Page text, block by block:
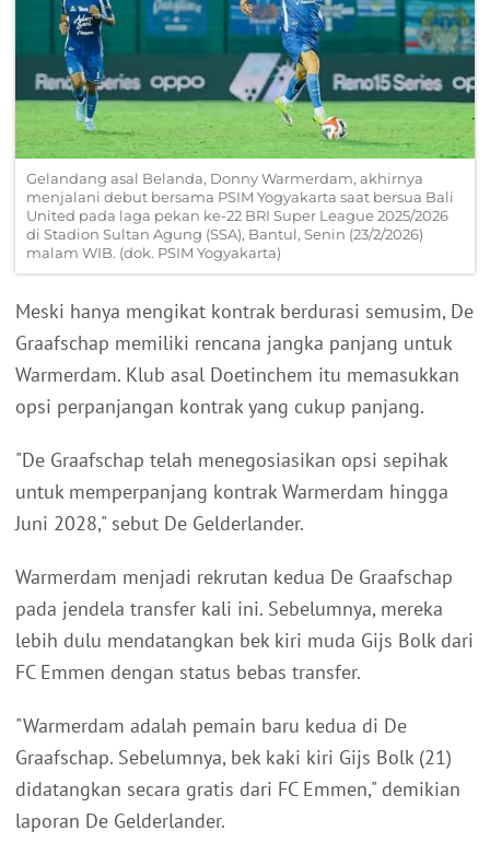
Gelandang asal Belanda, Donny Warmerdam, akhirnya
menjalani debut bersama PSIM Yogyakarta saat bersua Bali
United pada laga pekan ke-22 BRI Super League 2025/2026
di Stadion Sultan Agung (SSA), Bantul, Senin (23/2/2026)
malam WIB. (dok. PSIM Yogyakarta)
Meski hanya mengikat kontrak berdurasi semusim, De
Graafschap memiliki rencana jangka panjang untuk
Warmerdam. Klub asal Doetinchem itu memasukkan
opsi perpanjangan kontrak yang cukup panjang.
"De Graafschap telah menegosiasikan opsi sepihak
untuk memperpanjang kontrak Warmerdam hingga
Juni 2028," sebut De Gelderlander.
Warmerdam menjadi rekrutan kedua De Graafschap
pada jendela transfer kali ini. Sebelumnya, mereka
lebih dulu mendatangkan bek kiri muda Gijs Bolk dari
FC Emmen dengan status bebas transfer.
"Warmerdam adalah pemain baru kedua di De
Graafschap. Sebelumnya, bek kaki kiri Gijs Bolk (21)
didatangkan secara gratis dari FC Emmen," demikian
laporan De Gelderlander.